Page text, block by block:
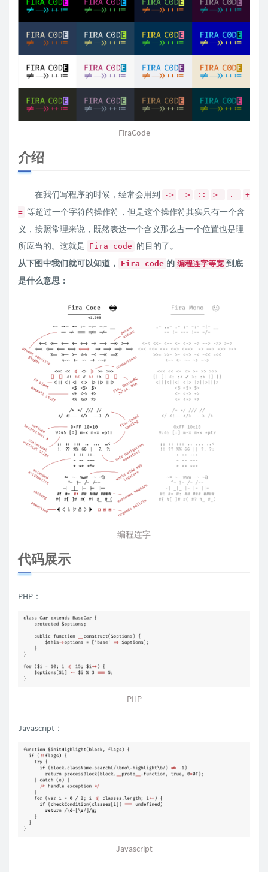
FiraCode
介绍
在我们写程序的时候，经常会用到 -> => :: >= .=
+
= 等超过一个字符的操作符，但是这个操作符其实只有一个含
义，按照常理来说，既然表达一个含义那么占一个位置也是理
所应当的。这就是 Fira code 的目的了。
从下图中我们就可以知道，
Fira code 的 编程连字等宽 到底
是什么意思：
编程连字
代码展示
PHP：
PHP
Javascript：
Javascript